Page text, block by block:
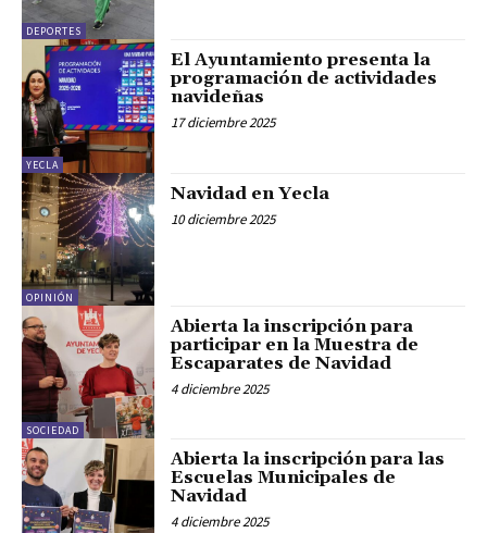
DEPORTES
YECLA
El Ayuntamiento presenta la
programación de actividades
navideñas
17 diciembre 2025
OPINIÓN
Navidad en Yecla
10 diciembre 2025
SOCIEDAD
Abierta la inscripción para
participar en la Muestra de
Escaparates de Navidad
4 diciembre 2025
Abierta la inscripción para las
Escuelas Municipales de
Navidad
4 diciembre 2025